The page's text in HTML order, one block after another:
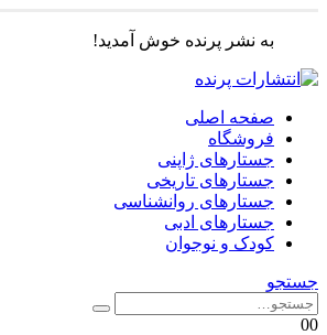
به نشر پرنده خوش آمدید!
صفحه اصلی
فروشگاه
جستارهای ژاپنی
جستارهای تاریخی
جستارهای روانشناسی
جستارهای ادبی
کودک و نوجوان
جستجو
00